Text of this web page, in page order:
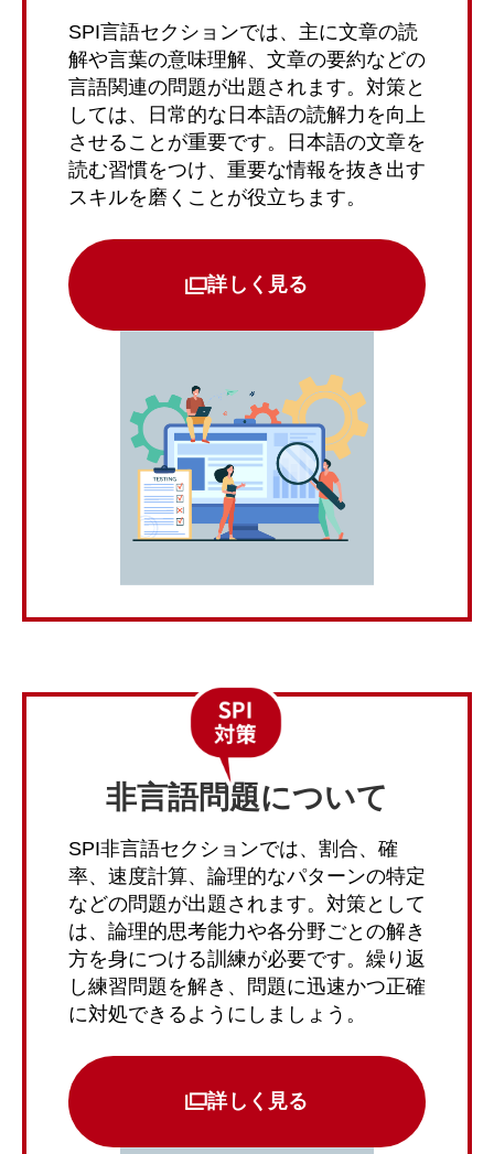
SPI言語セクションでは、主に文章の読
解や言葉の意味理解、文章の要約などの
言語関連の問題が出題されます。対策と
しては、日常的な日本語の読解力を向上
させることが重要です。日本語の文章を
読む習慣をつけ、重要な情報を抜き出す
スキルを磨くことが役立ちます。
詳しく見る
非言語問題について
SPI非言語セクションでは、割合、確
率、速度計算、論理的なパターンの特定
などの問題が出題されます。対策として
は、論理的思考能力や各分野ごとの解き
方を身につける訓練が必要です。繰り返
し練習問題を解き、問題に迅速かつ正確
に対処できるようにしましょう。
詳しく見る